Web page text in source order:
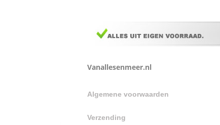
Vanallesenmeer.nl
Algemene voorwaarden
Verzending